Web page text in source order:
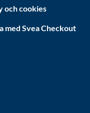
och cookies
med Svea Checkout